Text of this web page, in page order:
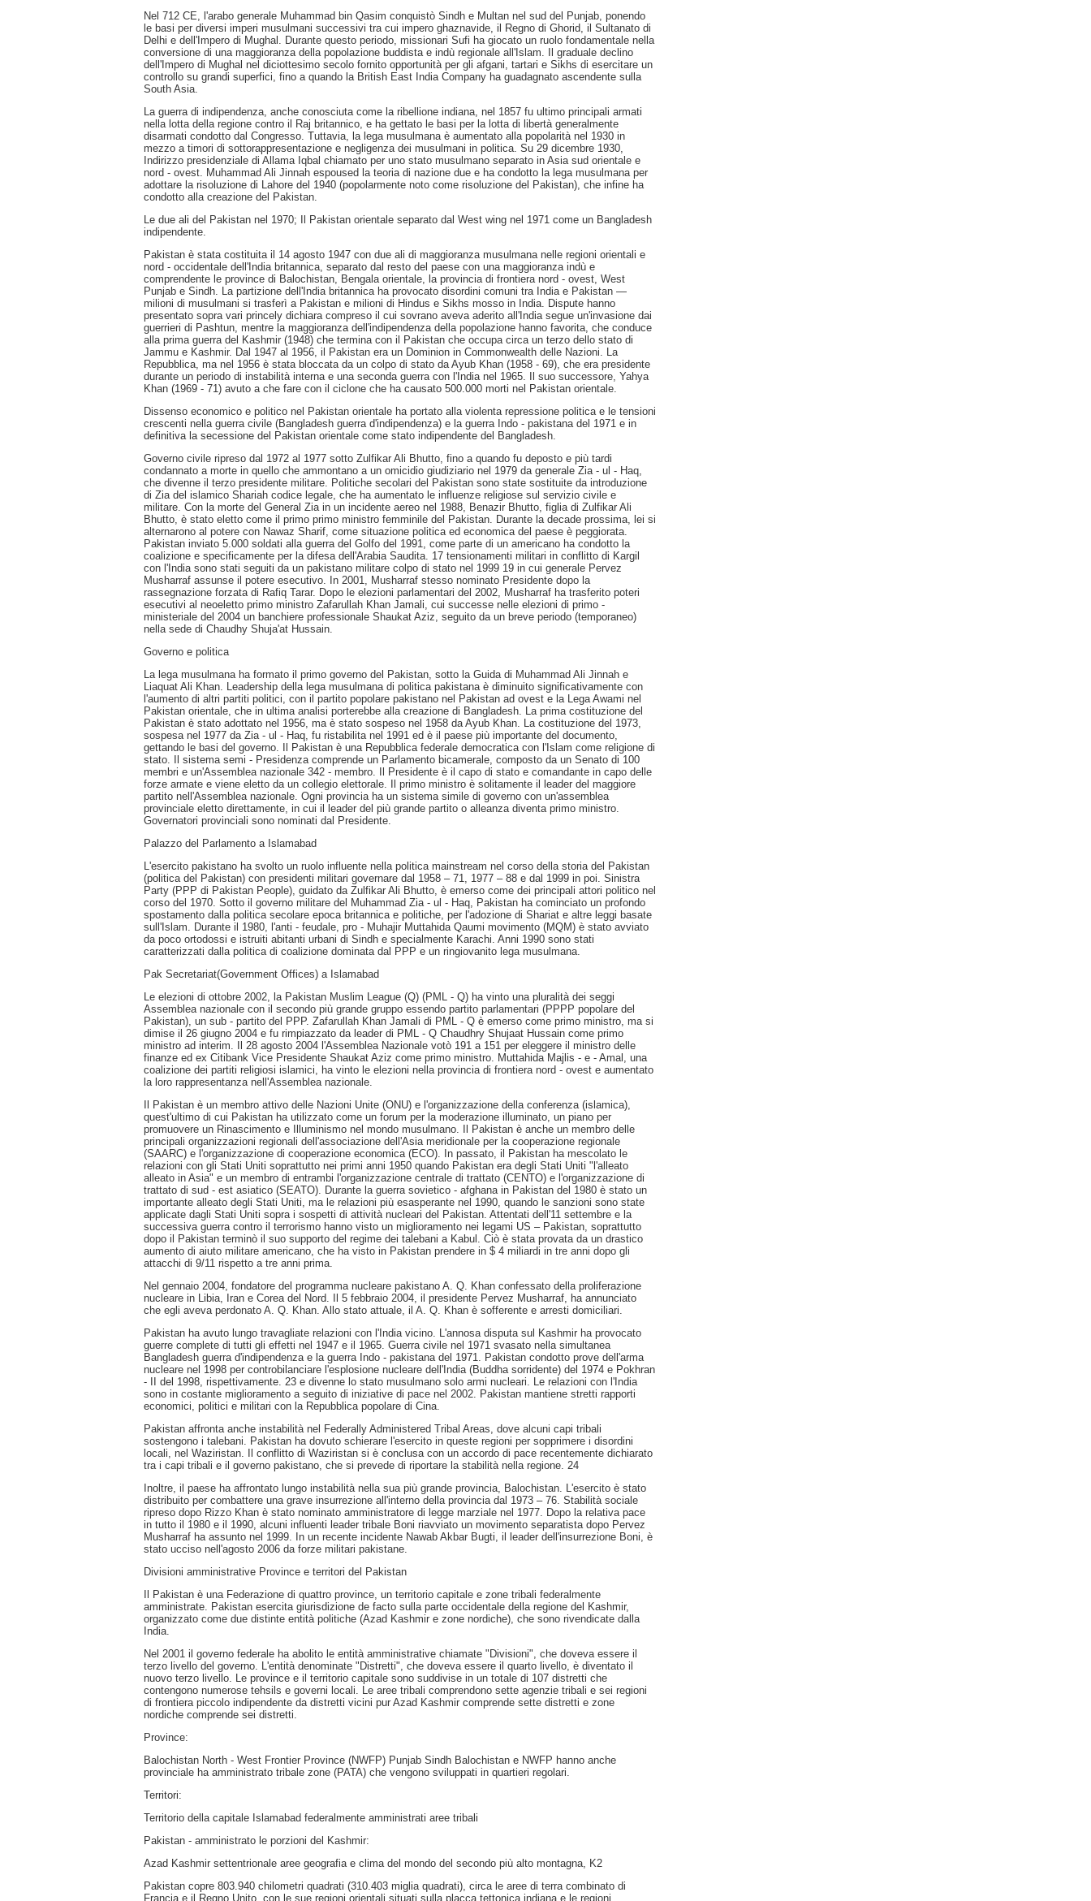
Nel 712 CE, l'arabo generale Muhammad bin Qasim conquistò Sindh e Multan nel sud del Punjab, ponendo
le basi per diversi imperi musulmani successivi tra cui impero ghaznavide, il Regno di Ghorid, il Sultanato di
Delhi e dell'Impero di Mughal. Durante questo periodo, missionari Sufi ha giocato un ruolo fondamentale nella
conversione di una maggioranza della popolazione buddista e indù regionale all'Islam. Il graduale declino
dell'Impero di Mughal nel diciottesimo secolo fornito opportunità per gli afgani, tartari e Sikhs di esercitare un
controllo su grandi superfici, fino a quando la British East India Company ha guadagnato ascendente sulla
South Asia.
La guerra di indipendenza, anche conosciuta come la ribellione indiana, nel 1857 fu ultimo principali armati
nella lotta della regione contro il Raj britannico, e ha gettato le basi per la lotta di libertà generalmente
disarmati condotto dal Congresso. Tuttavia, la lega musulmana è aumentato alla popolarità nel 1930 in
mezzo a timori di sottorappresentazione e negligenza dei musulmani in politica. Su 29 dicembre 1930,
Indirizzo presidenziale di Allama Iqbal chiamato per uno stato musulmano separato in Asia sud orientale e
nord - ovest. Muhammad Ali Jinnah espoused la teoria di nazione due e ha condotto la lega musulmana per
adottare la risoluzione di Lahore del 1940 (popolarmente noto come risoluzione del Pakistan), che infine ha
condotto alla creazione del Pakistan.
Le due ali del Pakistan nel 1970; Il Pakistan orientale separato dal West wing nel 1971 come un Bangladesh
indipendente.
Pakistan è stata costituita il 14 agosto 1947 con due ali di maggioranza musulmana nelle regioni orientali e
nord - occidentale dell'India britannica, separato dal resto del paese con una maggioranza indù e
comprendente le province di Balochistan, Bengala orientale, la provincia di frontiera nord - ovest, West
Punjab e Sindh. La partizione dell'India britannica ha provocato disordini comuni tra India e Pakistan —
milioni di musulmani si trasferì a Pakistan e milioni di Hindus e Sikhs mosso in India. Dispute hanno
presentato sopra vari princely dichiara compreso il cui sovrano aveva aderito all'India segue un'invasione dai
guerrieri di Pashtun, mentre la maggioranza dell'indipendenza della popolazione hanno favorita, che conduce
alla prima guerra del Kashmir (1948) che termina con il Pakistan che occupa circa un terzo dello stato di
Jammu e Kashmir. Dal 1947 al 1956, il Pakistan era un Dominion in Commonwealth delle Nazioni. La
Repubblica, ma nel 1956 è stata bloccata da un colpo di stato da Ayub Khan (1958 - 69), che era presidente
durante un periodo di instabilità interna e una seconda guerra con l'India nel 1965. Il suo successore, Yahya
Khan (1969 - 71) avuto a che fare con il ciclone che ha causato 500.000 morti nel Pakistan orientale.
Dissenso economico e politico nel Pakistan orientale ha portato alla violenta repressione politica e le tensioni
crescenti nella guerra civile (Bangladesh guerra d'indipendenza) e la guerra Indo - pakistana del 1971 e in
definitiva la secessione del Pakistan orientale come stato indipendente del Bangladesh.
Governo civile ripreso dal 1972 al 1977 sotto Zulfikar Ali Bhutto, fino a quando fu deposto e più tardi
condannato a morte in quello che ammontano a un omicidio giudiziario nel 1979 da generale Zia - ul - Haq,
che divenne il terzo presidente militare. Politiche secolari del Pakistan sono state sostituite da introduzione
di Zia del islamico Shariah codice legale, che ha aumentato le influenze religiose sul servizio civile e
militare. Con la morte del General Zia in un incidente aereo nel 1988, Benazir Bhutto, figlia di Zulfikar Ali
Bhutto, è stato eletto come il primo primo ministro femminile del Pakistan. Durante la decade prossima, lei si
alternarono al potere con Nawaz Sharif, come situazione politica ed economica del paese è peggiorata.
Pakistan inviato 5.000 soldati alla guerra del Golfo del 1991, come parte di un americano ha condotto la
coalizione e specificamente per la difesa dell'Arabia Saudita. 17 tensionamenti militari in conflitto di Kargil
con l'India sono stati seguiti da un pakistano militare colpo di stato nel 1999 19 in cui generale Pervez
Musharraf assunse il potere esecutivo. In 2001, Musharraf stesso nominato Presidente dopo la
rassegnazione forzata di Rafiq Tarar. Dopo le elezioni parlamentari del 2002, Musharraf ha trasferito poteri
esecutivi al neoeletto primo ministro Zafarullah Khan Jamali, cui successe nelle elezioni di primo -
ministeriale del 2004 un banchiere professionale Shaukat Aziz, seguito da un breve periodo (temporaneo)
nella sede di Chaudhy Shuja'at Hussain.
Governo e politica
La lega musulmana ha formato il primo governo del Pakistan, sotto la Guida di Muhammad Ali Jinnah e
Liaquat Ali Khan. Leadership della lega musulmana di politica pakistana è diminuito significativamente con
l'aumento di altri partiti politici, con il partito popolare pakistano nel Pakistan ad ovest e la Lega Awami nel
Pakistan orientale, che in ultima analisi porterebbe alla creazione di Bangladesh. La prima costituzione del
Pakistan è stato adottato nel 1956, ma è stato sospeso nel 1958 da Ayub Khan. La costituzione del 1973,
sospesa nel 1977 da Zia - ul - Haq, fu ristabilita nel 1991 ed è il paese più importante del documento,
gettando le basi del governo. Il Pakistan è una Repubblica federale democratica con l'Islam come religione di
stato. Il sistema semi - Presidenza comprende un Parlamento bicamerale, composto da un Senato di 100
membri e un'Assemblea nazionale 342 - membro. Il Presidente è il capo di stato e comandante in capo delle
forze armate e viene eletto da un collegio elettorale. Il primo ministro è solitamente il leader del maggiore
partito nell'Assemblea nazionale. Ogni provincia ha un sistema simile di governo con un'assemblea
provinciale eletto direttamente, in cui il leader del più grande partito o alleanza diventa primo ministro.
Governatori provinciali sono nominati dal Presidente.
Palazzo del Parlamento a Islamabad
L'esercito pakistano ha svolto un ruolo influente nella politica mainstream nel corso della storia del Pakistan
(politica del Pakistan) con presidenti militari governare dal 1958 – 71, 1977 – 88 e dal 1999 in poi. Sinistra
Party (PPP di Pakistan People), guidato da Zulfikar Ali Bhutto, è emerso come dei principali attori politico nel
corso del 1970. Sotto il governo militare del Muhammad Zia - ul - Haq, Pakistan ha cominciato un profondo
spostamento dalla politica secolare epoca britannica e politiche, per l'adozione di Shariat e altre leggi basate
sull'Islam. Durante il 1980, l'anti - feudale, pro - Muhajir Muttahida Qaumi movimento (MQM) è stato avviato
da poco ortodossi e istruiti abitanti urbani di Sindh e specialmente Karachi. Anni 1990 sono stati
caratterizzati dalla politica di coalizione dominata dal PPP e un ringiovanito lega musulmana.
Pak Secretariat(Government Offices) a Islamabad
Le elezioni di ottobre 2002, la Pakistan Muslim League (Q) (PML - Q) ha vinto una pluralità dei seggi
Assemblea nazionale con il secondo più grande gruppo essendo partito parlamentari (PPPP popolare del
Pakistan), un sub - partito del PPP. Zafarullah Khan Jamali di PML - Q è emerso come primo ministro, ma si
dimise il 26 giugno 2004 e fu rimpiazzato da leader di PML - Q Chaudhry Shujaat Hussain come primo
ministro ad interim. Il 28 agosto 2004 l'Assemblea Nazionale votò 191 a 151 per eleggere il ministro delle
finanze ed ex Citibank Vice Presidente Shaukat Aziz come primo ministro. Muttahida Majlis - e - Amal, una
coalizione dei partiti religiosi islamici, ha vinto le elezioni nella provincia di frontiera nord - ovest e aumentato
la loro rappresentanza nell'Assemblea nazionale.
Il Pakistan è un membro attivo delle Nazioni Unite (ONU) e l'organizzazione della conferenza (islamica),
quest'ultimo di cui Pakistan ha utilizzato come un forum per la moderazione illuminato, un piano per
promuovere un Rinascimento e Illuminismo nel mondo musulmano. Il Pakistan è anche un membro delle
principali organizzazioni regionali dell'associazione dell'Asia meridionale per la cooperazione regionale
(SAARC) e l'organizzazione di cooperazione economica (ECO). In passato, il Pakistan ha mescolato le
relazioni con gli Stati Uniti soprattutto nei primi anni 1950 quando Pakistan era degli Stati Uniti "l'alleato
alleato in Asia" e un membro di entrambi l'organizzazione centrale di trattato (CENTO) e l'organizzazione di
trattato di sud - est asiatico (SEATO). Durante la guerra sovietico - afghana in Pakistan del 1980 è stato un
importante alleato degli Stati Uniti, ma le relazioni più esasperante nel 1990, quando le sanzioni sono state
applicate dagli Stati Uniti sopra i sospetti di attività nucleari del Pakistan. Attentati dell'11 settembre e la
successiva guerra contro il terrorismo hanno visto un miglioramento nei legami US – Pakistan, soprattutto
dopo il Pakistan terminò il suo supporto del regime dei talebani a Kabul. Ciò è stata provata da un drastico
aumento di aiuto militare americano, che ha visto in Pakistan prendere in $ 4 miliardi in tre anni dopo gli
attacchi di 9/11 rispetto a tre anni prima.
Nel gennaio 2004, fondatore del programma nucleare pakistano A. Q. Khan confessato della proliferazione
nucleare in Libia, Iran e Corea del Nord. Il 5 febbraio 2004, il presidente Pervez Musharraf, ha annunciato
che egli aveva perdonato A. Q. Khan. Allo stato attuale, il A. Q. Khan è sofferente e arresti domiciliari.
Pakistan ha avuto lungo travagliate relazioni con l'India vicino. L'annosa disputa sul Kashmir ha provocato
guerre complete di tutti gli effetti nel 1947 e il 1965. Guerra civile nel 1971 svasato nella simultanea
Bangladesh guerra d'indipendenza e la guerra Indo - pakistana del 1971. Pakistan condotto prove dell'arma
nucleare nel 1998 per controbilanciare l'esplosione nucleare dell'India (Buddha sorridente) del 1974 e Pokhran
- II del 1998, rispettivamente. 23 e divenne lo stato musulmano solo armi nucleari. Le relazioni con l'India
sono in costante miglioramento a seguito di iniziative di pace nel 2002. Pakistan mantiene stretti rapporti
economici, politici e militari con la Repubblica popolare di Cina.
Pakistan affronta anche instabilità nel Federally Administered Tribal Areas, dove alcuni capi tribali
sostengono i talebani. Pakistan ha dovuto schierare l'esercito in queste regioni per sopprimere i disordini
locali, nel Waziristan. Il conflitto di Waziristan si è conclusa con un accordo di pace recentemente dichiarato
tra i capi tribali e il governo pakistano, che si prevede di riportare la stabilità nella regione. 24
Inoltre, il paese ha affrontato lungo instabilità nella sua più grande provincia, Balochistan. L'esercito è stato
distribuito per combattere una grave insurrezione all'interno della provincia dal 1973 – 76. Stabilità sociale
ripreso dopo Rizzo Khan è stato nominato amministratore di legge marziale nel 1977. Dopo la relativa pace
in tutto il 1980 e il 1990, alcuni influenti leader tribale Boni riavviato un movimento separatista dopo Pervez
Musharraf ha assunto nel 1999. In un recente incidente Nawab Akbar Bugti, il leader dell'insurrezione Boni, è
stato ucciso nell'agosto 2006 da forze militari pakistane.
Divisioni amministrative Province e territori del Pakistan
Il Pakistan è una Federazione di quattro province, un territorio capitale e zone tribali federalmente
amministrate. Pakistan esercita giurisdizione de facto sulla parte occidentale della regione del Kashmir,
organizzato come due distinte entità politiche (Azad Kashmir e zone nordiche), che sono rivendicate dalla
India.
Nel 2001 il governo federale ha abolito le entità amministrative chiamate "Divisioni", che doveva essere il
terzo livello del governo. L'entità denominate "Distretti", che doveva essere il quarto livello, è diventato il
nuovo terzo livello. Le province e il territorio capitale sono suddivise in un totale di 107 distretti che
contengono numerose tehsils e governi locali. Le aree tribali comprendono sette agenzie tribali e sei regioni
di frontiera piccolo indipendente da distretti vicini pur Azad Kashmir comprende sette distretti e zone
nordiche comprende sei distretti.
Province:
Balochistan North - West Frontier Province (NWFP) Punjab Sindh Balochistan e NWFP hanno anche
provinciale ha amministrato tribale zone (PATA) che vengono sviluppati in quartieri regolari.
Territori:
Territorio della capitale Islamabad federalmente amministrati aree tribali
Pakistan - amministrato le porzioni del Kashmir:
Azad Kashmir settentrionale aree geografia e clima del mondo del secondo più alto montagna, K2
Pakistan copre 803.940 chilometri quadrati (310.403 miglia quadrati), circa le aree di terra combinato di
Francia e il Regno Unito, con le sue regioni orientali situati sulla placca tettonica indiana e le regioni